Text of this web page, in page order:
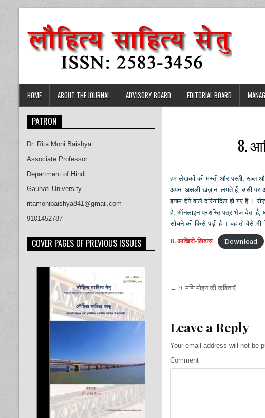
HOME ABOUT THE JOURNAL ADVISORY BOARD EDITORIAL BOARD
8.
हम लेखकों की मस्ती और पस्ती, खब्त
अपना असली खज़ाना लगते हैं, उसी पर
इनाम देने वाले दरियादिल हो गए हैं ।
है, ऑनलाइन प्रशस्ति-पत्र भेज देता है,
सोचने की किसे पड़ी है । वह तो वैसे भी
8. आखिरी-लिबास Download
Post
← 9. मणि मोहन की कविताएँ
Leave a Reply
Your email address will not be
Comment
PATRON
Dr. Rita Moni Baishya
Associate Professor
Department of Hindi
Gauhati University
ritamonibaishya841@gmail.com
9101452787
COVER PAGES OF PREVIOUS ISSUES